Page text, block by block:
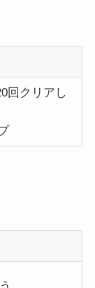
回クリアし